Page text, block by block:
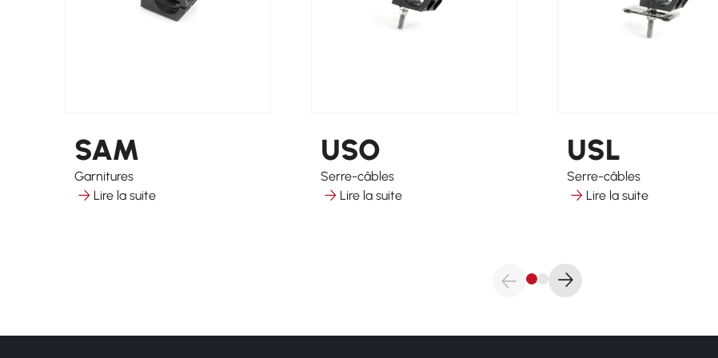
SAM
Garnitures
Lire la suite
USO
Serre-câbles
Lire la suite
USL
Serre-câbles
Lire la suite